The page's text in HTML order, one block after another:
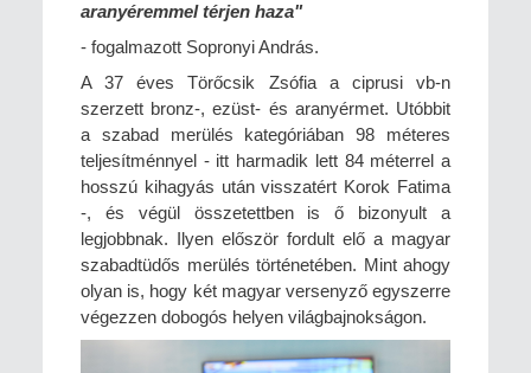
aranyéremmel térjen haza"
- fogalmazott Sopronyi András.
A 37 éves Törőcsik Zsófia a ciprusi vb-n
szerzett bronz-, ezüst- és aranyérmet. Utóbbit
a szabad merülés kategóriában 98 méteres
teljesítménnyel - itt harmadik lett 84 méterrel a
hosszú kihagyás után visszatért Korok Fatima
-, és végül összetettben is ő bizonyult a
legjobbnak. Ilyen először fordult elő a magyar
szabadtüdős merülés történetében. Mint ahogy
olyan is, hogy két magyar versenyző egyszerre
végezzen dobogós helyen világbajnokságon.